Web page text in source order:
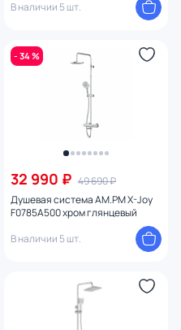
В наличии 5 шт.
- 34 %
32 990 ₽ 49 690 ₽
Душевая система AM.PM X-Joy
F0785A500 хром глянцевый
В наличии 5 шт.